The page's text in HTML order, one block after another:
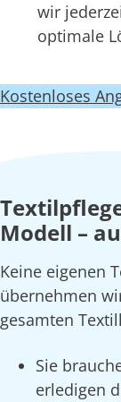
wir
optimale
Kostenloses
Modell –
Keine eigenen
übernehmen
gesamten
Sie
erledigen